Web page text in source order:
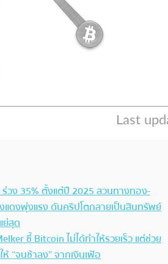
วง 35% ตั้งแต่ปี 2025 สวนทางทอง-
แดงพุ่งแรง ดันคริปโตกลายเป็นสินทรัพย์
ย่สุด
ชี้ Bitcoin ไม่ได้ทำให้รวยเร็ว แต่ช่วย
“จนช้าลง” จากเงินเฟ้อ